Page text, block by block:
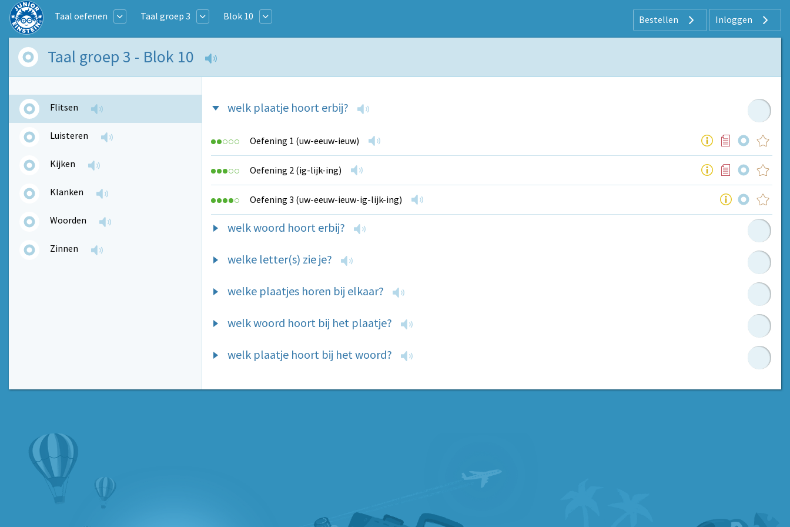
Taal oefenen Taal groep 3 Blok 10 Bestellen Inloggen
Taal groep 3 - Blok 10
Flitsen
Luisteren
Kijken
Klanken
Woorden
Zinnen
welk plaatje hoort erbij?
Oefening 1 (uw-eeuw-ieuw)
Oefening 2 (ig-lijk-ing)
Oefening 3 (uw-eeuw-ieuw-ig-lijk-ing)
welk woord hoort erbij?
welke letter(s) zie je?
welke plaatjes horen bij elkaar?
welk woord hoort bij het plaatje?
welk plaatje hoort bij het woord?